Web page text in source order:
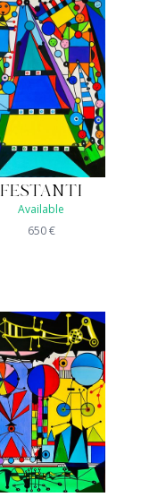
FESTANTI
Available
650€